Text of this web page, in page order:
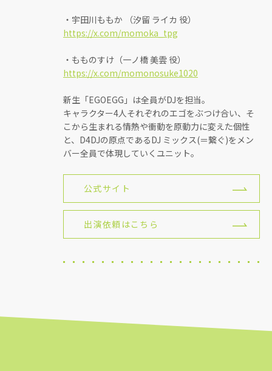
・宇田川ももか （汐留 ライカ 役）
https://x.com/momoka_tpg
・もものすけ（一ノ橋 美雲 役）
https://x.com/momonosuke1020
新生「EGOEGG」は全員がDJを担当。
キャラクター4人それぞれのエゴをぶつけ合い、そ
こから生まれる情熱や衝動を原動力に変えた個性
と、D4DJの原点であるDJ ミックス(＝繋ぐ)をメン
バー全員で体現していくユニット。
公式サイト
出演依頼はこちら